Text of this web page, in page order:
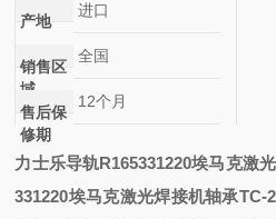
产地
进口
销售区
域
全国
售后保
修期
12个月
力士乐导轨R165331220埃马克激
331220埃马克激光焊接机轴承TC-